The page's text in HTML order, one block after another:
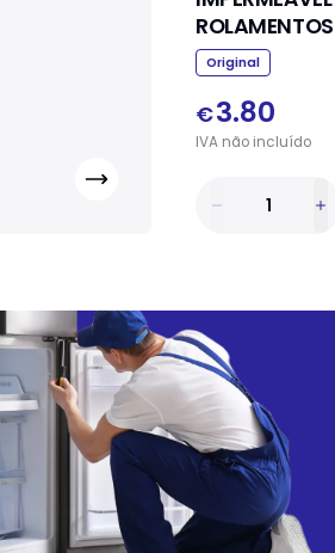
ROLAMENTOS
Original
€3.80
IVA não incluído